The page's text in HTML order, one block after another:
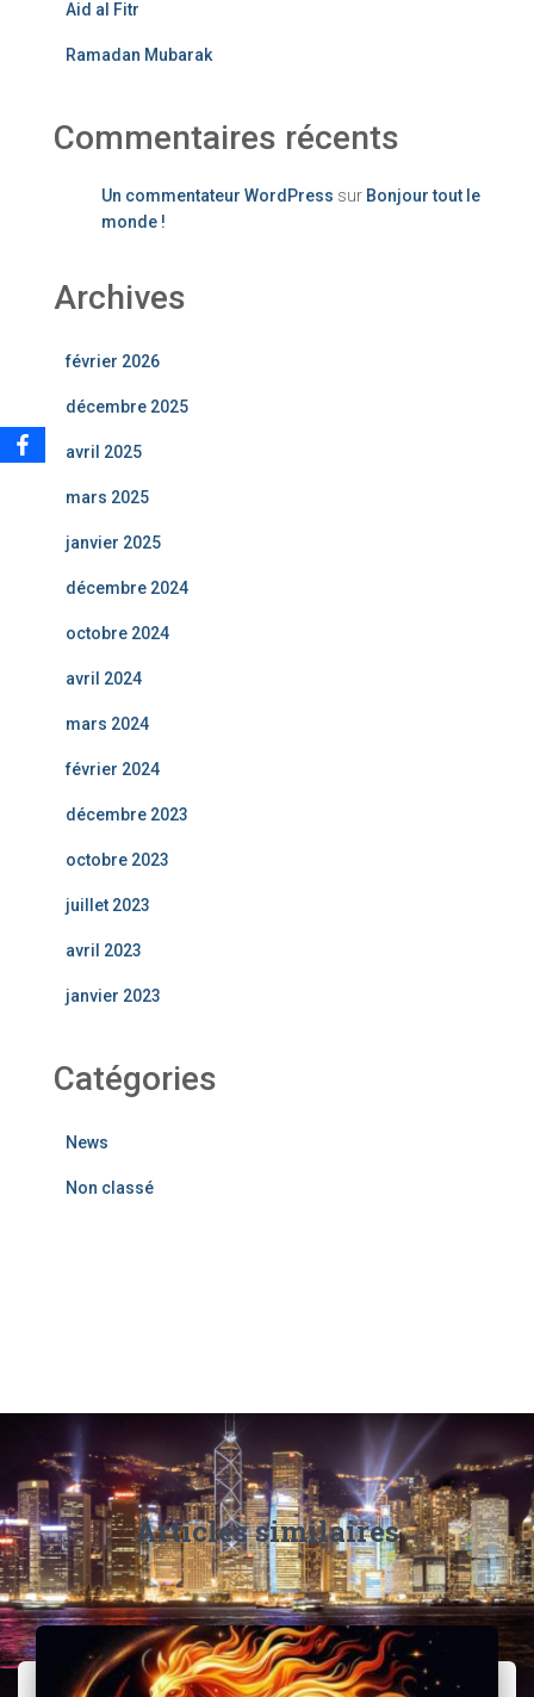
Aid al Fitr
Ramadan Mubarak
Commentaires récents
Un commentateur WordPress sur Bonjour tout le
monde !
Archives
février 2026
décembre 2025
avril 2025
mars 2025
janvier 2025
décembre 2024
octobre 2024
avril 2024
mars 2024
février 2024
décembre 2023
octobre 2023
juillet 2023
avril 2023
janvier 2023
Catégories
News
Non classé
Articles similaires